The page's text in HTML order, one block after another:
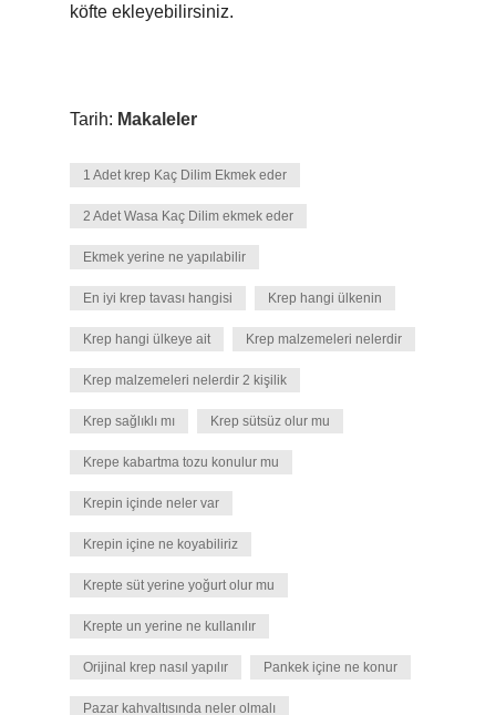
köfte ekleyebilirsiniz.
Tarih: Makaleler
1 Adet krep Kaç Dilim Ekmek eder
2 Adet Wasa Kaç Dilim ekmek eder
Ekmek yerine ne yapılabilir
En iyi krep tavası hangisi Krep hangi ülkenin
Krep hangi ülkeye ait Krep malzemeleri nelerdir
Krep malzemeleri nelerdir 2 kişilik
Krep sağlıklı mı Krep sütsüz olur mu
Krepe kabartma tozu konulur mu
Krepin içinde neler var
Krepin içine ne koyabiliriz
Krepte süt yerine yoğurt olur mu
Krepte un yerine ne kullanılır
Orijinal krep nasıl yapılır Pankek içine ne konur
Pazar kahvaltısında neler olmalı